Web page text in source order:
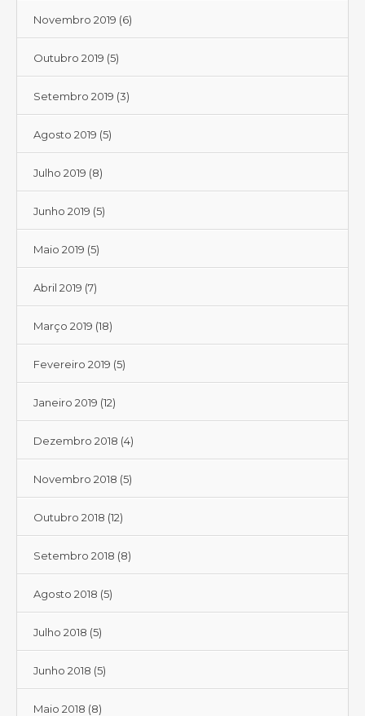
Novembro 2019 (6)
Outubro 2019 (5)
Setembro 2019 (3)
Agosto 2019 (5)
Julho 2019 (8)
Junho 2019 (5)
Maio 2019 (5)
Abril 2019 (7)
Março 2019 (18)
Fevereiro 2019 (5)
Janeiro 2019 (12)
Dezembro 2018 (4)
Novembro 2018 (5)
Outubro 2018 (12)
Setembro 2018 (8)
Agosto 2018 (5)
Julho 2018 (5)
Junho 2018 (5)
Maio 2018 (8)